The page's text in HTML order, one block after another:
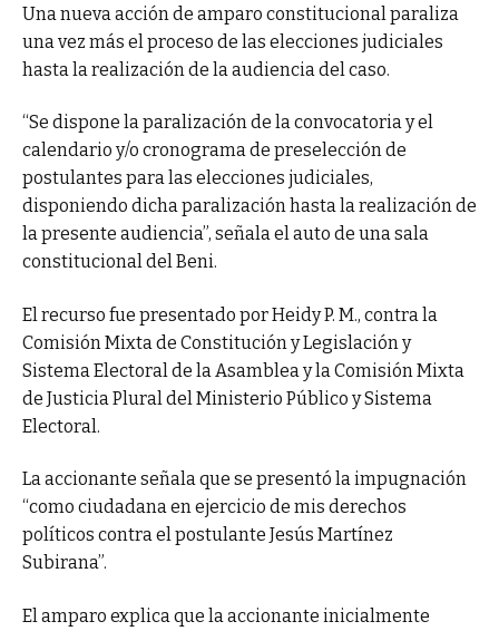
Una nueva acción de amparo constitucional paraliza
una vez más el proceso de las elecciones judiciales
hasta la realización de la audiencia del caso.
“Se dispone la paralización de la convocatoria y el
calendario y/o cronograma de preselección de
postulantes para las elecciones judiciales,
disponiendo dicha paralización hasta la realización de
la presente audiencia”, señala el auto de una sala
constitucional del Beni.
El recurso fue presentado por Heidy P. M., contra la
Comisión Mixta de Constitución y Legislación y
Sistema Electoral de la Asamblea y la Comisión Mixta
de Justicia Plural del Ministerio Público y Sistema
Electoral.
La accionante señala que se presentó la impugnación
“como ciudadana en ejercicio de mis derechos
políticos contra el postulante Jesús Martínez
Subirana”.
El amparo explica que la accionante inicialmente